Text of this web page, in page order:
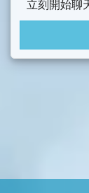
立刻開始聊